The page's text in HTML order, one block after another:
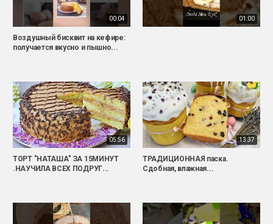
00:04
Воздушный бисквит на кефире:
получается вкусно и пышно...
01:00
05:56
ТОРТ "НАТАША" ЗА 15МИНУТ
.НАУЧИЛА ВСЕХ ПОДРУГ...
13:37
ТРАДИЦИОННАЯ паска.
Сдобная, влажная...